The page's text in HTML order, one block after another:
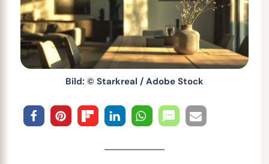
Bild: © Starkreal / Adobe Stock